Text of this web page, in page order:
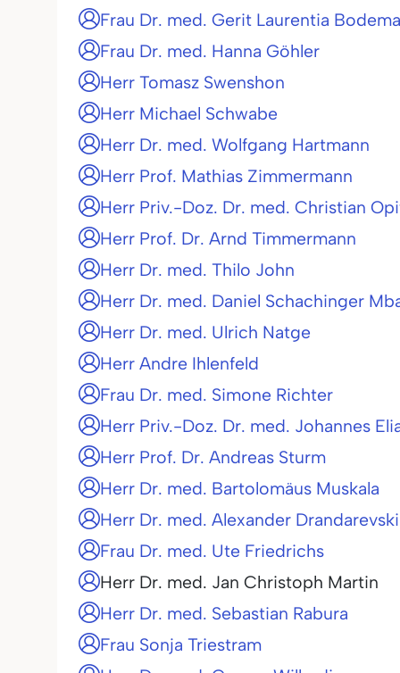
Frau Dr. med. Gerit Laurentia
Frau Dr. med. Hanna Göhler
Herr Tomasz Swenshon
Herr Michael Schwabe
Herr Dr. med. Wolfgang Hartmann
Herr Prof. Mathias Zimmermann
Herr Priv.-Doz. Dr. med. Christian
Herr Prof. Dr. Arnd Timmermann
Herr Dr. med. Thilo John
Herr Dr. med. Daniel Schachinger
Herr Dr. med. Ulrich Natge
Herr Andre Ihlenfeld
Frau Dr. med. Simone Richter
Herr Priv.-Doz. Dr. med. Johannes
Herr Prof. Dr. Andreas Sturm
Herr Dr. med. Bartolomäus Muskala
Herr Dr. med. Alexander Drandarevski
Frau Dr. med. Ute Friedrichs
Herr Dr. med. Jan Christoph Martin
Herr Dr. med. Sebastian Rabura
Frau Sonja Triestram